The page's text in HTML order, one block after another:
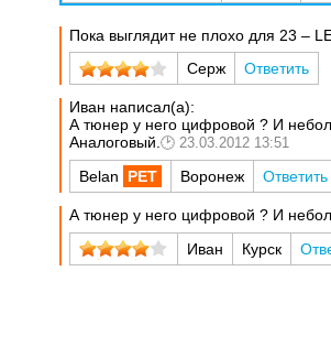
Пока выглядит не плохо для 23 –
Серж Ответить
Иван написал(а):
А тюнер у него цифровой ? И
Аналоговый.
23.03.2012 13:51
Belan Воронеж Ответить
А тюнер у него цифровой ? И
Иван Курск